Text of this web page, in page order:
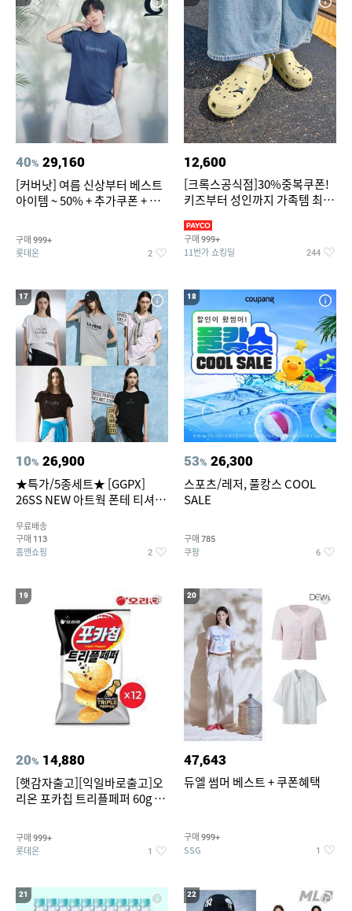
40% 29,160
[커버낫] 여름 신상부터 베스트
아이템 ~ 50% + 추가쿠폰 + 카
구매 999+
롯데온 2
12,600
[크록스공식점]30%중복쿠폰!
키즈부터 성인까지 가족템 최대
구매 999+
11번가 쇼킹딜 244
17
10% 26,900
★특가/5종세트★ [GGPX]
26SS NEW 아트웍 폰테 티셔츠
무료배송
구매 113
홈앤쇼핑 2
18
53% 26,300
스포츠/레저, 풀캉스 COOL
SALE
구매 785
쿠팡 6
19
20% 14,880
[햇감자출고][익일바로출고]오
리온 포카칩 트리플페퍼 60g 12
구매 999+
롯데온 1
20
47,643
듀엘 썸머 베스트 + 쿠폰혜택
구매 999+
SSG 1
21 22